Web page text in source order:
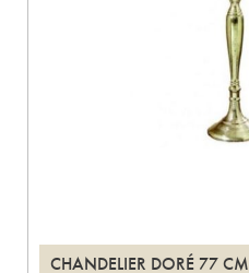
CHANDELIER DORÉ 77 CM